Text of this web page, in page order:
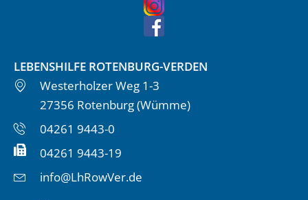
LEBENSHILFE ROTENBURG-VERDEN
Westerholzer Weg 1-3
27356 Rotenburg (Wümme)
04261 9443-0
04261 9443-19
info@LhRowVer.de